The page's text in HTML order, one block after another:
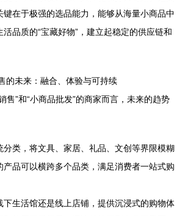
键在于极强的选品能力，能够从海量小商品中
品质的“宝藏好物”，建立起稳定的供应链和
的未来：融合、体验与可持续
售”和“小商品批发”的商家而言，未来的趋势
分类，将文具、家居、礼品、文创等界限模糊
产品可以横跨多个品类，满足消费者一站式购
下生活馆还是线上店铺，提供沉浸式的购物体